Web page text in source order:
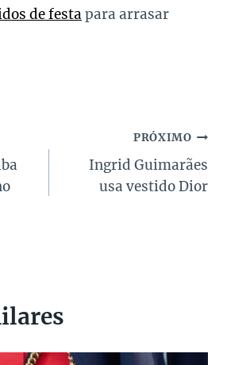
de festa para arrasar
PRÓXIMO
Ingrid Guimarães
usa vestido Dior